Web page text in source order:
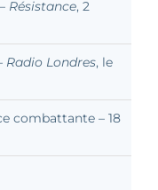
enchaîné.
Melville devant le
Résistance, 2
Radio Londres, le
combattante – 18